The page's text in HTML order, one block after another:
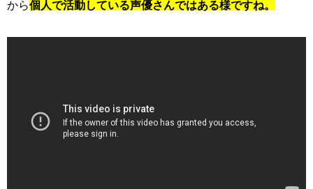
から個人で活動している声優さんではある様ですね。